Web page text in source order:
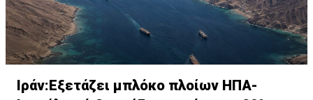
Ιράν:Εξετάζει μπλόκο πλοίων ΗΠΑ-